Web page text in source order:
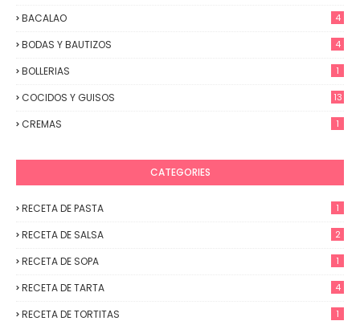
BACALAO 4
BODAS Y BAUTIZOS 4
BOLLERIAS 1
COCIDOS Y GUISOS 13
CREMAS 1
CATEGORIES
RECETA DE PASTA 1
RECETA DE SALSA 2
RECETA DE SOPA 1
RECETA DE TARTA 4
RECETA DE TORTITAS 1